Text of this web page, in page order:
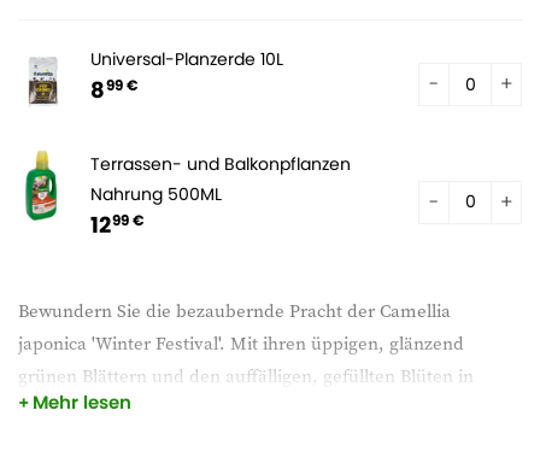
Bewundern Sie die bezaubernde Pracht der Camellia
japonica 'Winter Festival'. Mit ihren üppigen, glänzend
grünen Blättern und den auffälligen, gefüllten Blüten in
strahlendem Weiß mit einem Hauch von Rosa bietet diese
Mehr lesen
Universal-Planzerde 10L
899 €
Terrassen- und Balkonpflanzen
Nahrung 500ML
1299 €